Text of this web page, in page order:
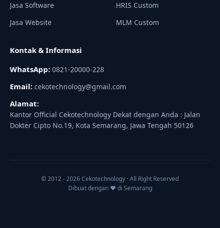
Jasa Software
Jasa Website
HRIS Custom
MLM Custom
Kontak & Informasi
WhatsApp: 0821-20000-228
Email: cekotechnology@gmail.com
Alamat:
Kantor Official Cekotechnology Dekat dengan Anda : Jalan
Dokter Cipto No.19, Kota Semarang, Jawa Tengah 50126
© 2012 - 2026 Cekotechnology · All Right Reserved
Dibuat dengan ♥ di Semarang